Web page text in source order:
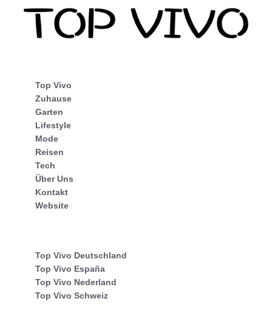
Top Vivo
Zuhause
Garten
Lifestyle
Mode
Reisen
Tech
Über Uns
Kontakt
Website
Top Vivo Deutschland
Top Vivo España
Top Vivo Nederland
Top Vivo Schweiz